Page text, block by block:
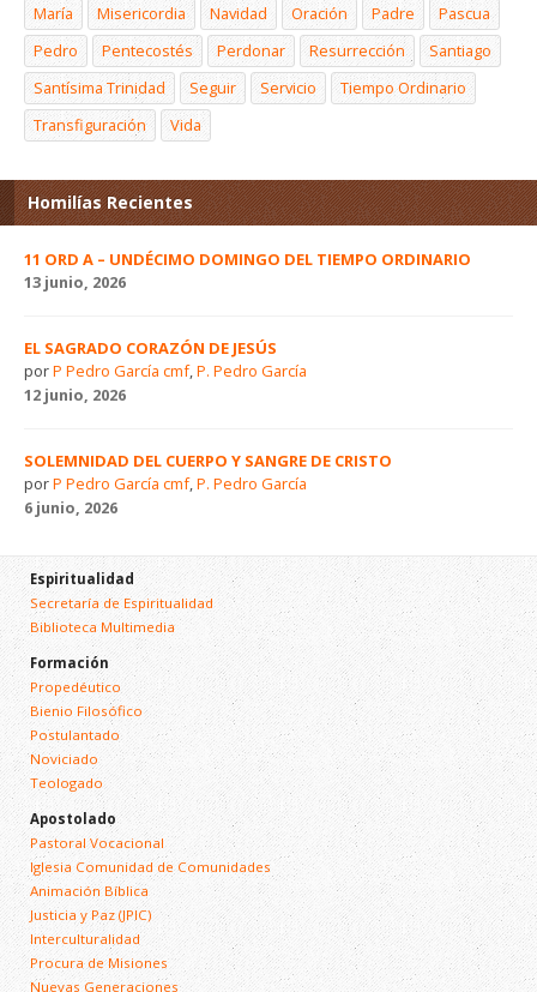
María
Misericordia Navidad Oración Padre
Pascua
Pedro
Pentecostés Perdonar Resurrección
Santiago
Santísima Trinidad
Seguir Servicio
Tiempo Ordinario
Transfiguración
Vida
Homilías Recientes
11 ORD A – UNDÉCIMO DOMINGO DEL TIEMPO ORDINARIO
13 junio, 2026
EL SAGRADO CORAZÓN DE JESÚS
porP Pedro García cmf,P. Pedro García
12 junio, 2026
SOLEMNIDAD DEL CUERPO Y SANGRE DE CRISTO
porP Pedro García cmf,P. Pedro García
6 junio, 2026
Espiritualidad
Secretaría de Espiritualidad
Biblioteca Multimedia
Formación
Propedéutico
Bienio Filosófico
Postulantado
Noviciado
Teologado
Apostolado
Pastoral Vocacional
Iglesia Comunidad de Comunidades
Animación Bíblica
Justicia y Paz (JPIC)
Interculturalidad
Procura de Misiones
Nuevas Generaciones